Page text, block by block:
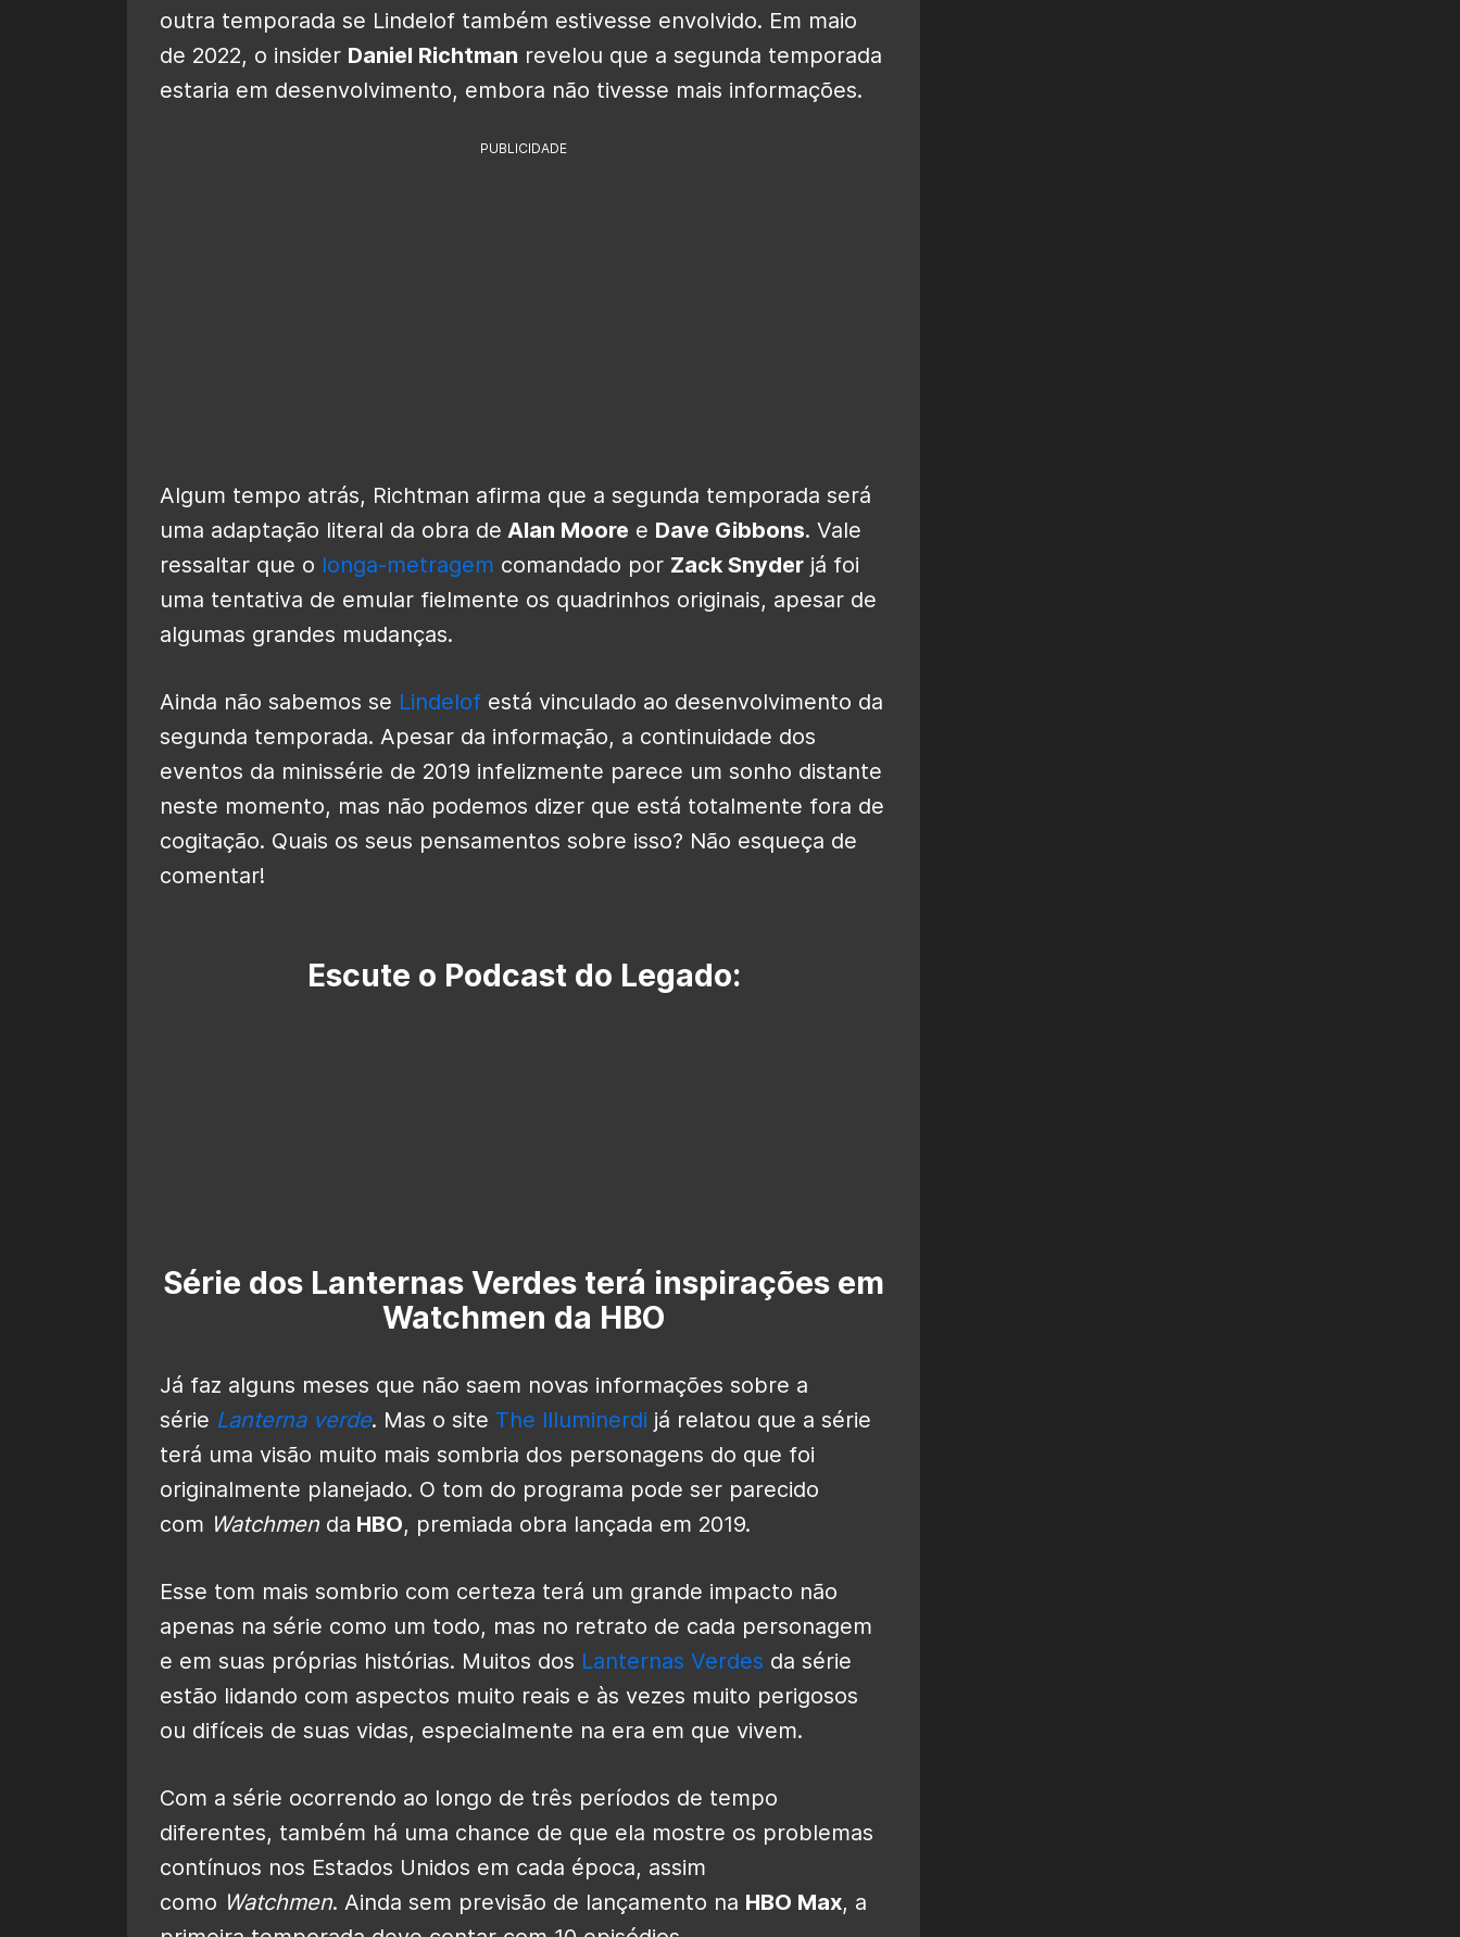
outra temporada se Lindelof também estivesse envolvido. Em maio
de 2022, o insider Daniel Richtman revelou que a segunda temporada
estaria em desenvolvimento, embora não tivesse mais informações.
PUBLICIDADE
Algum tempo atrás, Richtman afirma que a segunda temporada será
uma adaptação literal da obra de Alan Moore e Dave Gibbons. Vale
ressaltar que o longa-metragem comandado por Zack Snyder já foi
uma tentativa de emular fielmente os quadrinhos originais, apesar de
algumas grandes mudanças.
Ainda não sabemos se Lindelof está vinculado ao desenvolvimento da
segunda temporada. Apesar da informação, a continuidade dos
eventos da minissérie de 2019 infelizmente parece um sonho distante
neste momento, mas não podemos dizer que está totalmente fora de
cogitação. Quais os seus pensamentos sobre isso? Não esqueça de
comentar!
Escute o Podcast do Legado:
Série dos Lanternas Verdes terá inspirações em
Watchmen da HBO
Já faz alguns meses que não saem novas informações sobre a
série Lanterna verde. Mas o site The Illuminerdi já relatou que a série
terá uma visão muito mais sombria dos personagens do que foi
originalmente planejado. O tom do programa pode ser parecido
com Watchmen da HBO, premiada obra lançada em 2019.
Esse tom mais sombrio com certeza terá um grande impacto não
apenas na série como um todo, mas no retrato de cada personagem
e em suas próprias histórias. Muitos dos Lanternas Verdes da série
estão lidando com aspectos muito reais e às vezes muito perigosos
ou difíceis de suas vidas, especialmente na era em que vivem.
Com a série ocorrendo ao longo de três períodos de tempo
diferentes, também há uma chance de que ela mostre os problemas
contínuos nos Estados Unidos em cada época, assim
como Watchmen. Ainda sem previsão de lançamento na HBO Max, a